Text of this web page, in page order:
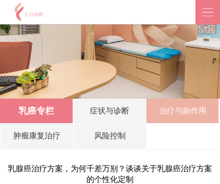
乳癌专栏 症状与诊断 治疗与副作用
肿瘤康复治疗 风险控制
乳腺癌治疗方案，为何千差万别？谈谈关于乳腺癌治疗方案
的个性化定制